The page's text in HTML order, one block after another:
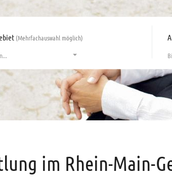
(Mehrfachauswahl möglich)
im Rhein-Main-